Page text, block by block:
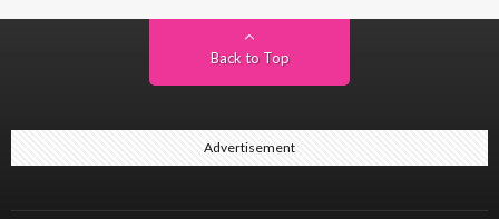
Back to Top
Advertisement